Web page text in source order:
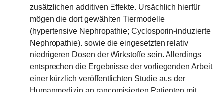
zusätzlichen additiven Effekte. Ursächlich hierfür
mögen die dort gewählten Tiermodelle
(hypertensive Nephropathie; Cyclosporin-induzierte
Nephropathie), sowie die eingesetzten relativ
niedrigeren Dosen der Wirkstoffe sein. Allerdings
entsprechen die Ergebnisse der vorliegenden Arbeit
einer kürzlich veröffentlichten Studie aus der
Humanmedizin an randomisierten Patienten mit